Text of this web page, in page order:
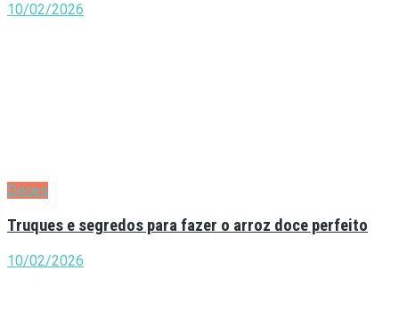
10/02/2026
Doces
Truques e segredos para fazer o arroz doce perfeito
10/02/2026